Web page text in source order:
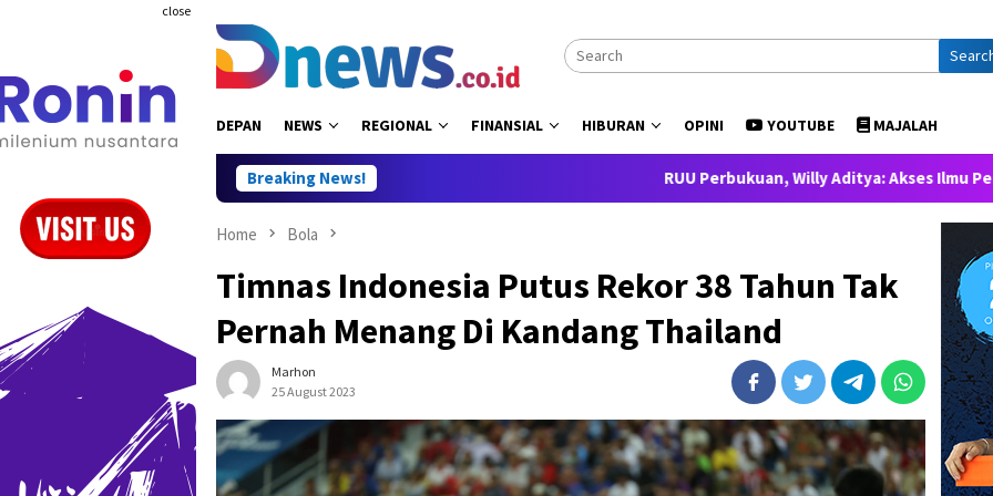
close
DEPAN NEWS REGIONAL FINANSIAL HIBURAN OPINI YOUTUBE MAJALAH
Breaking News! RUU Perbukuan, Willy Aditya: Akses Ilmu Pengetahuan
Home Bola
Timnas Indonesia Putus Rekor 38 Tahun Tak
Pernah Menang Di Kandang Thailand
Marhon
25 August 2023